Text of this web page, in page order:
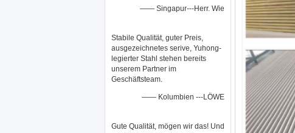
—— Singapur---Herr. Wie
Stabile Qualität, guter Preis,
ausgezeichnetes serive, Yuhong-
legierter Stahl stehen bereits
unserem Partner im
Geschäftsteam.
—— Kolumbien ---LÖWE
Gute Qualität, mögen wir das! Und